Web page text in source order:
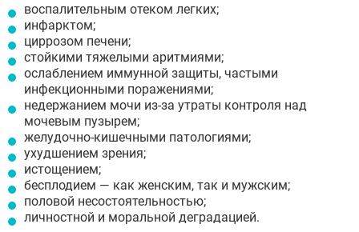
воспалительным отеком легких;
инфарктом;
циррозом печени;
стойкими тяжелыми аритмиями;
ослаблением иммунной защиты, частыми
инфекционными поражениями;
недержанием мочи из-за утраты контроля над
мочевым пузырем;
желудочно-кишечными патологиями;
ухудшением зрения;
истощением;
бесплодием — как женским, так и мужским;
половой несостоятельностью;
личностной и моральной деградацией.